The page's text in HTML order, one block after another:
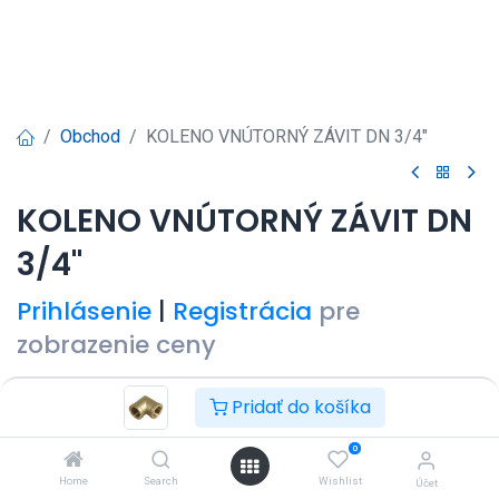
Pridať do košíka
Home Search
0
Wishlist Účet
Obchod KOLENO VNÚTORNÝ ZÁVIT DN 3/4"
KOLENO VNÚTORNÝ ZÁVIT DN
3/4"
Prihlásenie | Registrácia pre
zobrazenie ceny
Pridať do košíka Kúpiť teraz